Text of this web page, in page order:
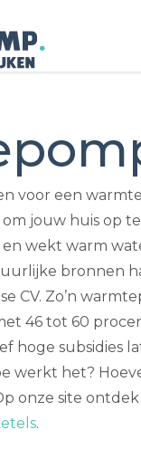
voor een
jouw huis op
wekt warm
bronnen
CV. Zo’n
46 tot 60
hoge subsidies
werkt het?
onze site
.